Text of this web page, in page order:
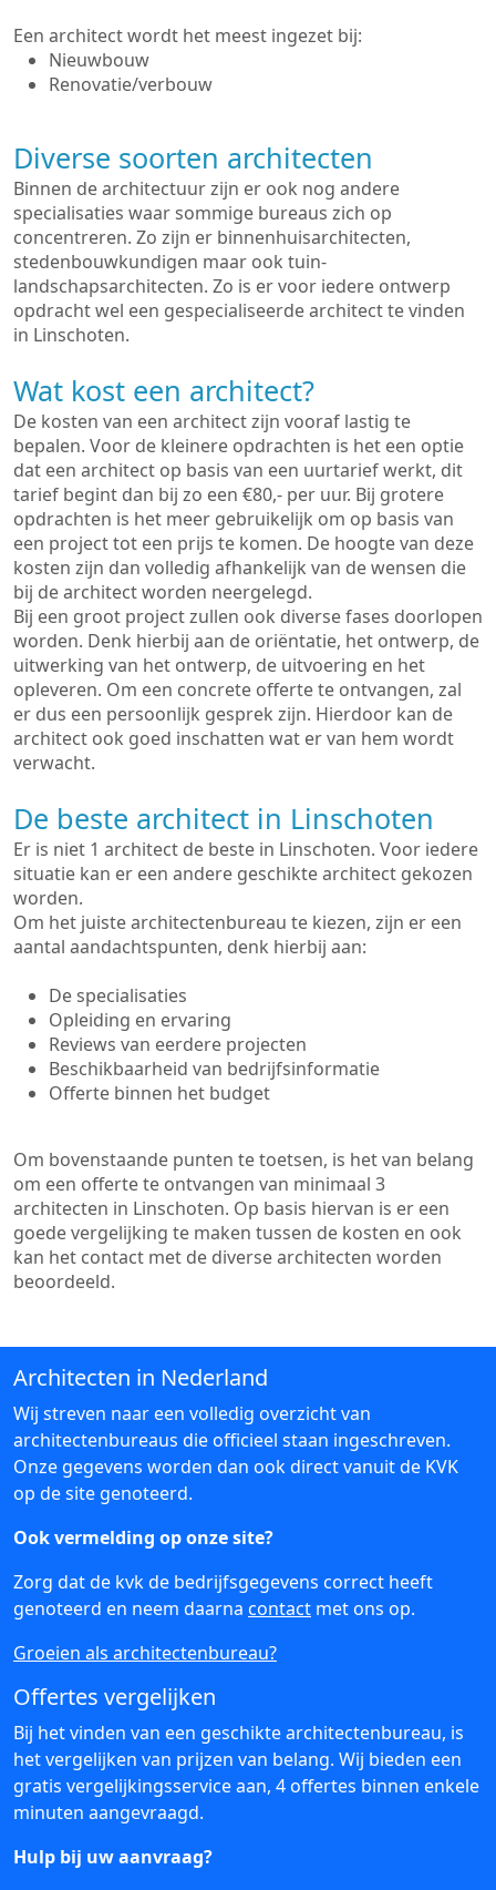
Een architect wordt het meest ingezet bij:
Nieuwbouw
Renovatie/verbouw
Diverse soorten architecten
Binnen de architectuur zijn er ook nog andere
specialisaties waar sommige bureaus zich op
concentreren. Zo zijn er binnenhuisarchitecten,
stedenbouwkundigen maar ook tuin-
landschapsarchitecten. Zo is er voor iedere ontwerp
opdracht wel een gespecialiseerde architect te vinden
in Linschoten.
Wat kost een architect?
De kosten van een architect zijn vooraf lastig te
bepalen. Voor de kleinere opdrachten is het een optie
dat een architect op basis van een uurtarief werkt, dit
tarief begint dan bij zo een €80,- per uur. Bij grotere
opdrachten is het meer gebruikelijk om op basis van
een project tot een prijs te komen. De hoogte van deze
kosten zijn dan volledig afhankelijk van de wensen die
bij de architect worden neergelegd.
Bij een groot project zullen ook diverse fases doorlopen
worden. Denk hierbij aan de oriëntatie, het ontwerp, de
uitwerking van het ontwerp, de uitvoering en het
opleveren. Om een concrete offerte te ontvangen, zal
er dus een persoonlijk gesprek zijn. Hierdoor kan de
architect ook goed inschatten wat er van hem wordt
verwacht.
De beste architect in Linschoten
Er is niet 1 architect de beste in Linschoten. Voor iedere
situatie kan er een andere geschikte architect gekozen
worden.
Om het juiste architectenbureau te kiezen, zijn er een
aantal aandachtspunten, denk hierbij aan:
De specialisaties
Opleiding en ervaring
Reviews van eerdere projecten
Beschikbaarheid van bedrijfsinformatie
Offerte binnen het budget
Om bovenstaande punten te toetsen, is het van belang
om een offerte te ontvangen van minimaal 3
architecten in Linschoten. Op basis hiervan is er een
goede vergelijking te maken tussen de kosten en ook
kan het contact met de diverse architecten worden
beoordeeld.
Architecten in Nederland
Wij streven naar een volledig overzicht van
architectenbureaus die officieel staan ingeschreven.
Onze gegevens worden dan ook direct vanuit de KVK
op de site genoteerd.
Ook vermelding op onze site?
Zorg dat de kvk de bedrijfsgegevens correct heeft
genoteerd en neem daarna contact met ons op.
Groeien als architectenbureau?
Offertes vergelijken
Bij het vinden van een geschikte architectenbureau, is
het vergelijken van prijzen van belang. Wij bieden een
gratis vergelijkingsservice aan, 4 offertes binnen enkele
minuten aangevraagd.
Hulp bij uw aanvraag?